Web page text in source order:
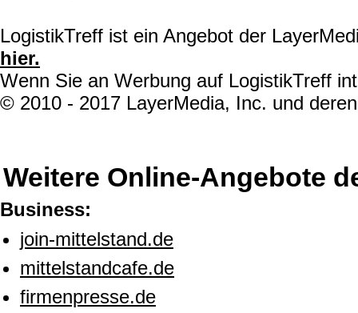
LogistikTreff ist ein Angebot der
hier.
Wenn Sie an Werbung auf LogistikTreff
© 2010 - 2017 LayerMedia, Inc. und
Weitere Online-Angebote
Business:
join-mittelstand.de
mittelstandcafe.de
firmenpresse.de